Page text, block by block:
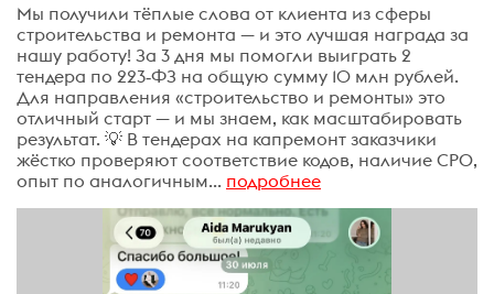
Мы получили тёплые слова от клиента из сферы
строительства и ремонта — и это лучшая награда за
нашу работу! За 3 дня мы помогли выиграть 2
тендера по 223‑ФЗ на общую сумму 10 млн рублей.
Для направления «строительство и ремонты» это
отличный старт — и мы знаем, как масштабировать
результат. 💡 В тендерах на капремонт заказчики
жёстко проверяют соответствие кодов, наличие СРО,
опыт по аналогичным... подробнее